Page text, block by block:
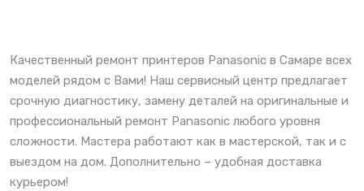
Качественный ремонт принтеров Panasonic в Самаре всех
моделей рядом с Вами! Наш сервисный центр предлагает
срочную диагностику, замену деталей на оригинальные и
профессиональный ремонт Panasonic любого уровня
сложности. Мастера работают как в мастерской, так и с
выездом на дом. Дополнительно – удобная доставка
курьером!